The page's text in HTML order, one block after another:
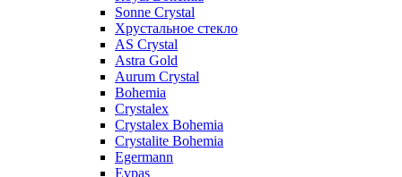
Sonne Crystal
Хрустальное стекло
AS Crystal
Astra Gold
Aurum Crystal
Bohemia
Crystalex
Crystalex Bohemia
Crystalite Bohemia
Egermann
Evpas